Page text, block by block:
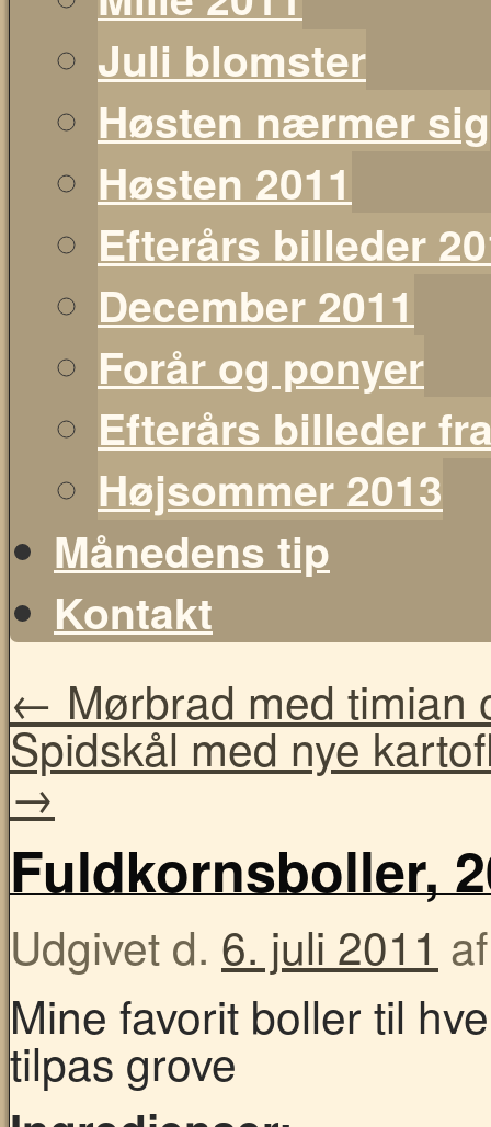
Juli blomster
Høsten nærmer sig
Høsten 2011
Efterårs billeder
December 2011
Forår og ponyer
Efterårs billeder
Højsommer 2013
Månedens tip
Kontakt
← Mørbrad med timian
Spidskål med nye
→
Fuldkornsboller,
Udgivet d. 6. juli 2011 af
Mine favorit boller til
tilpas grove